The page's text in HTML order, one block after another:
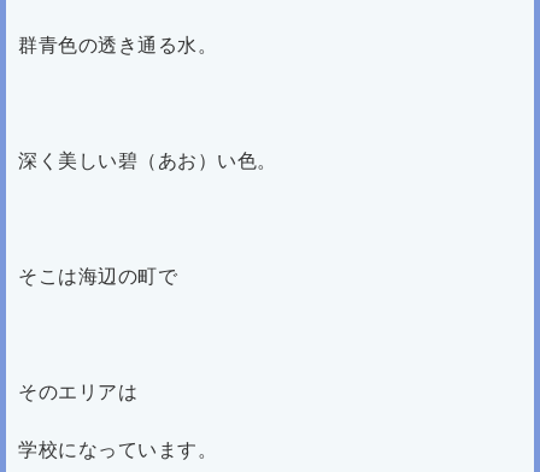
群青色の透き通る水。
深く美しい碧（あお）い色。
そこは海辺の町で
そのエリアは
学校になっています。